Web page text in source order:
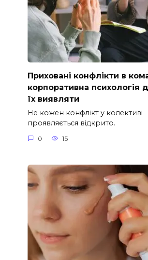
Приховані конфлікти в
корпоративна психологія
їх виявляти
Не кожен конфлікт у колективі
проявляється відкрито.
0 15